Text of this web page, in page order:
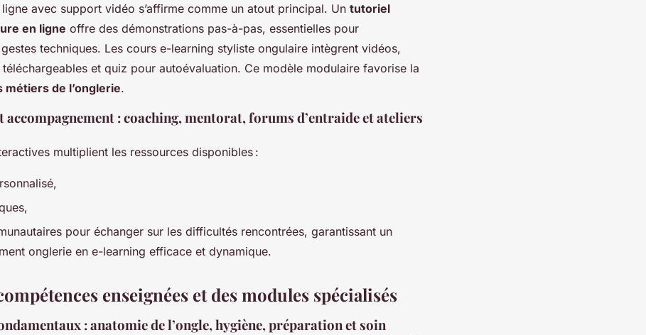
avec support vidéo s’affirme comme un atout principal. Un tutoriel
en ligne offre des démonstrations pas-à-pas, essentielles pour
techniques. Les cours e-learning styliste ongulaire intègrent vidéos,
et quiz pour autoévaluation. Ce modèle modulaire favorise la
de l’onglerie.
: coaching, mentorat, forums d’entraide et ateliers
multiplient les ressources disponibles :
pour échanger sur les difficultés rencontrées, garantissant un
onglerie en e-learning efficace et dynamique.
enseignées et des modules spécialisés
: anatomie de l’ongle, hygiène, préparation et soin